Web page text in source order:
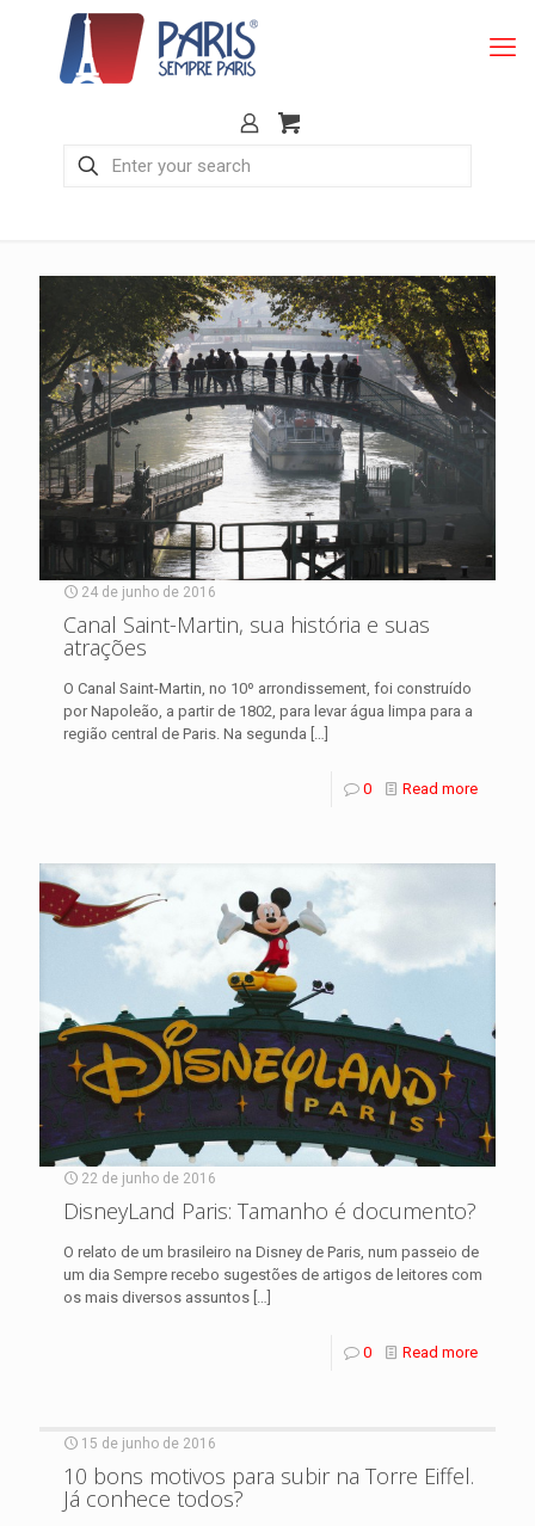
24 de junho de 2016
Canal Saint-Martin, sua história e suas
atrações
O Canal Saint-Martin, no 10º arrondissement, foi construído
por Napoleão, a partir de 1802, para levar água limpa para a
região central de Paris. Na segunda […]
0 Read more
22 de junho de 2016
DisneyLand Paris: Tamanho é documento?
O relato de um brasileiro na Disney de Paris, num passeio de
um dia Sempre recebo sugestões de artigos de leitores com
os mais diversos assuntos […]
0 Read more
15 de junho de 2016
10 bons motivos para subir na Torre Eiffel.
Já conhece todos?